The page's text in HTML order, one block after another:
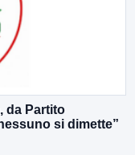
da Partito
si dimette”